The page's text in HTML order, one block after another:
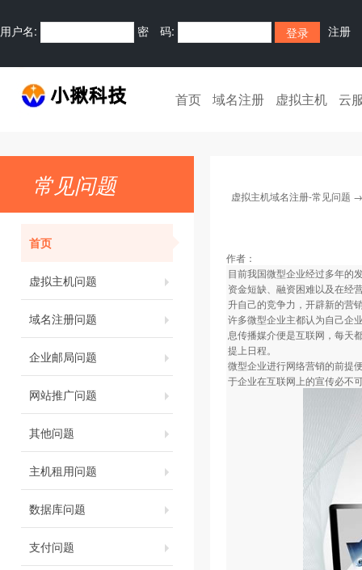
用户名: 密 码: 注册
首页 域名注册 虚拟主机 云
常见问题
首页
虚拟主机问题
域名注册问题
企业邮局问题
网站推广问题
其他问题
主机租用问题
数据库问题
支付问题
虚拟主机域名注册-常见问题
作者：
目前我国微型企业经过多年的
资金短缺、融资困难以及在经
升自己的竞争力，开辟新的
许多微型企业主都认为自己企
息传播媒介便是互联网，每天
提上日程。
微型企业进行网络营销的前提
于企业在互联网上的宣传必不